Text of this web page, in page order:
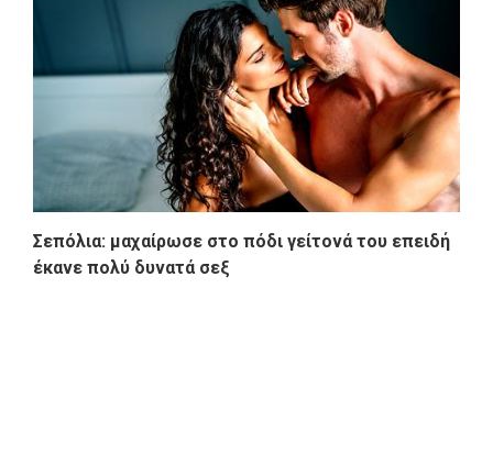
Σεπόλια: μαχαίρωσε στο πόδι γείτονά του επειδή
έκανε πολύ δυνατά σεξ